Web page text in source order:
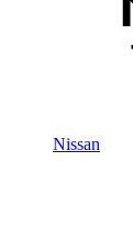
Nissan